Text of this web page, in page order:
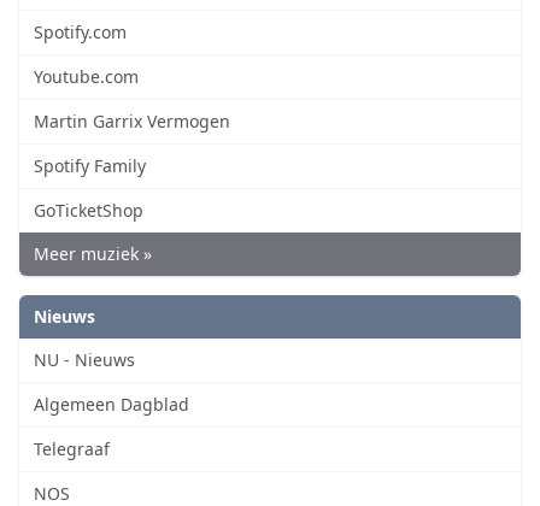
Spotify.com
Youtube.com
Martin Garrix Vermogen
Spotify Family
GoTicketShop
Meer muziek »
Nieuws
NU - Nieuws
Algemeen Dagblad
Telegraaf
NOS